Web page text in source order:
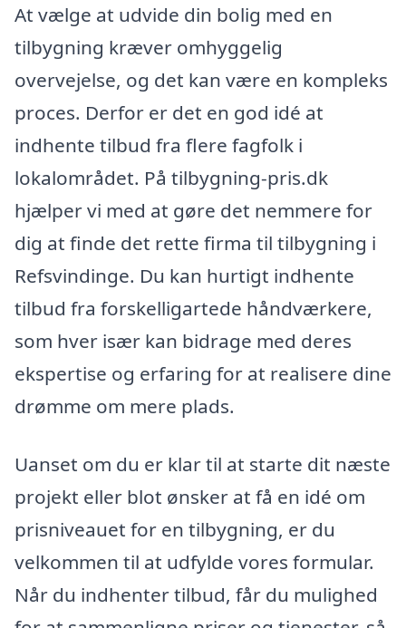
At vælge at udvide din bolig med en
tilbygning kræver omhyggelig
overvejelse, og det kan være en kompleks
proces. Derfor er det en god idé at
indhente tilbud fra flere fagfolk i
lokalområdet. På tilbygning-pris.dk
hjælper vi med at gøre det nemmere for
dig at finde det rette firma til tilbygning i
Refsvindinge. Du kan hurtigt indhente
tilbud fra forskelligartede håndværkere,
som hver især kan bidrage med deres
ekspertise og erfaring for at realisere dine
drømme om mere plads.
Uanset om du er klar til at starte dit næste
projekt eller blot ønsker at få en idé om
prisniveauet for en tilbygning, er du
velkommen til at udfylde vores formular.
Når du indhenter tilbud, får du mulighed